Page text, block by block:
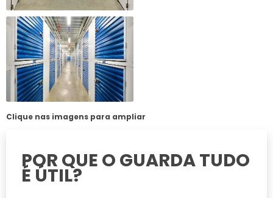
Clique nas imagens para ampliar
POR QUE O GUARDA TUDO
É ÚTIL?